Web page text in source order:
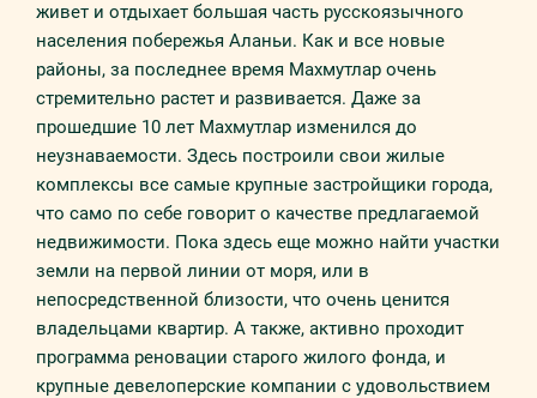
живет и отдыхает большая часть русскоязычного
населения побережья Аланьи. Как и все новые
районы, за последнее время Махмутлар очень
стремительно растет и развивается. Даже за
прошедшие 10 лет Махмутлар изменился до
неузнаваемости. Здесь построили свои жилые
комплексы все самые крупные застройщики города,
что само по себе говорит о качестве предлагаемой
недвижимости. Пока здесь еще можно найти участки
земли на первой линии от моря, или в
непосредственной близости, что очень ценится
владельцами квартир. А также, активно проходит
программа реновации старого жилого фонда, и
крупные девелоперские компании с удовольствием